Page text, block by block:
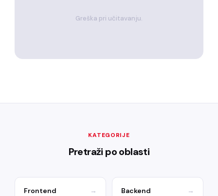
Greška pri učitavanju.
KATEGORIJE
Pretraži po oblasti
Frontend → Backend →